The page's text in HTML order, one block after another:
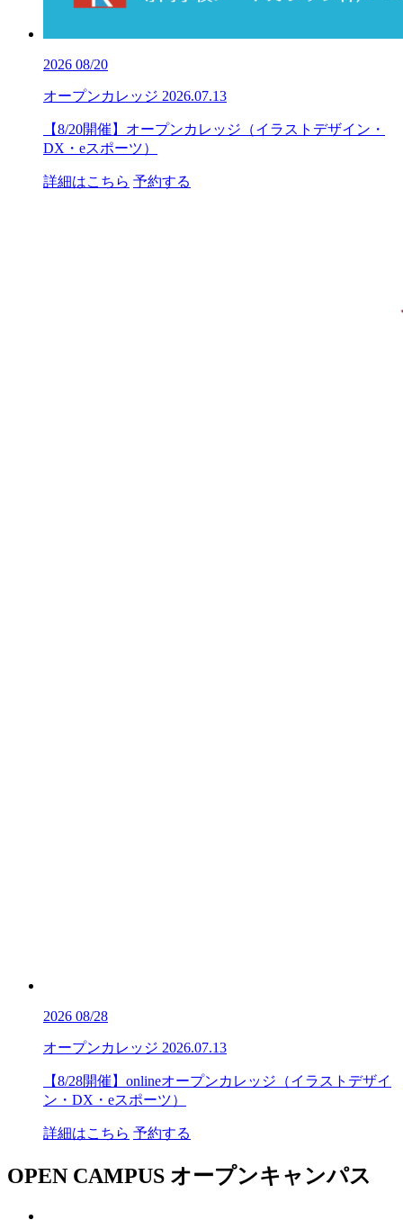
2026 08/20
オープンカレッジ 2026.07.13
【8/20開催】オープンカレッジ（イラストデザイン・
DX・eスポーツ）
詳細はこちら 予約する
2026 08/28
オープンカレッジ 2026.07.13
【8/28開催】onlineオープンカレッジ（イラストデザイ
ン・DX・eスポーツ）
詳細はこちら 予約する
OPEN CAMPUS オープンキャンパス